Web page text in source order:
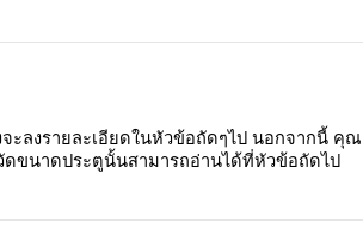
ะลงรายละเอียดในหัวข้อถัดๆไป นอกจากนี้
ดขนาดประตูนั้นสามารถอ่านได้ที่หัวข้อถัดไป